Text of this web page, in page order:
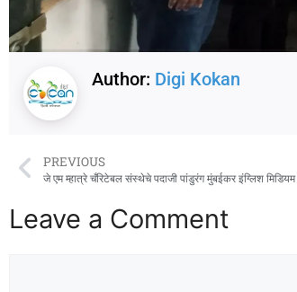
Author: Digi Kokan
PREVIOUS
Leave a Comment